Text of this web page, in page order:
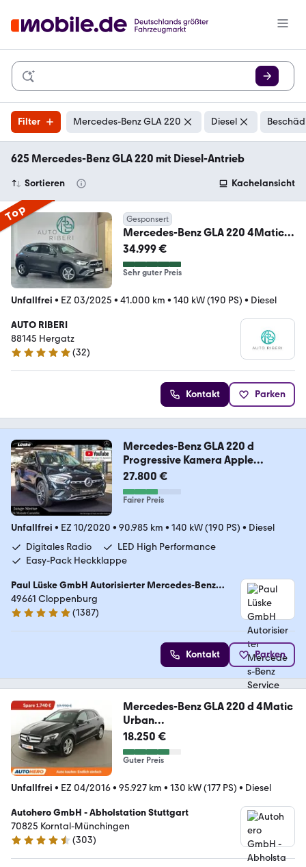
Filter Mercedes-Benz GLA 220 Diesel
625 Mercedes-Benz GLA 220 mit Diesel-Antrieb
Sortieren Kachelansicht
Top Gesponsert
Mercedes-Benz GLA 220 4Matic
*360°*Temp*el.Heckklappe*
34.999 €
Sehr guter Preis
Unfallfrei • EZ 03/2025 • 41.000 km • 140 kW (190 PS) • Diesel
AUTO RIBERI
88145 Hergatz
5 Sterne
(32)
Kontakt Parken
Mercedes-Benz GLA 220 d
Progressive Kamera Apple
CarPlay MBUX
27.800 €
Fairer Preis
Unfallfrei • EZ 10/2020 • 90.985 km • 140 kW (190 PS) • Diesel
Digitales Radio
LED High Performance
Easy-Pack Heckklappe
Paul Lüske GmbH Autorisierter Mercedes-Benz
Service & Junge Sterne Verkauf
49661 Cloppenburg
4.9 Sterne
(1387)
Kontakt Parken
Mercedes-Benz GLA 220 d 4Matic
Urban
Aut.*NAVI*TEMPO*PDC*KLIMA
18.250 €
Guter Preis
Unfallfrei • EZ 04/2016• 95.927 km • 130 kW (177 PS) • Diesel
Autohero GmbH - Abholstation Stuttgart
70825 Korntal-Münchingen
4.4 Sterne
(303)